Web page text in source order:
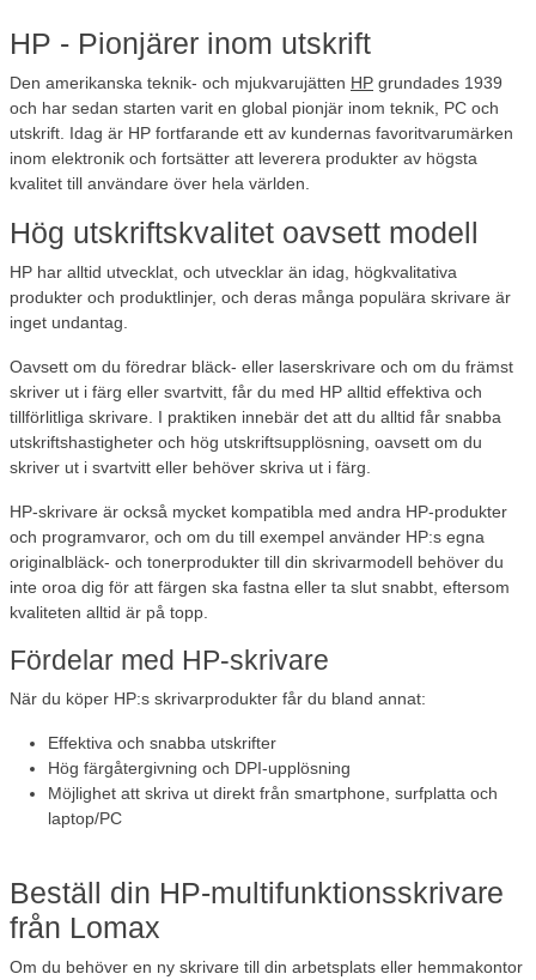
HP - Pionjärer inom utskrift
Den amerikanska teknik- och mjukvarujätten HP grundades 1939
och har sedan starten varit en global pionjär inom teknik, PC och
utskrift. Idag är HP fortfarande ett av kundernas favoritvarumärken
inom elektronik och fortsätter att leverera produkter av högsta
kvalitet till användare över hela världen.
Hög utskriftskvalitet oavsett modell
HP har alltid utvecklat, och utvecklar än idag, högkvalitativa
produkter och produktlinjer, och deras många populära skrivare är
inget undantag.
Oavsett om du föredrar bläck- eller laserskrivare och om du främst
skriver ut i färg eller svartvitt, får du med HP alltid effektiva och
tillförlitliga skrivare. I praktiken innebär det att du alltid får snabba
utskriftshastigheter och hög utskriftsupplösning, oavsett om du
skriver ut i svartvitt eller behöver skriva ut i färg.
HP-skrivare är också mycket kompatibla med andra HP-produkter
och programvaror, och om du till exempel använder HP:s egna
originalbläck- och tonerprodukter till din skrivarmodell behöver du
inte oroa dig för att färgen ska fastna eller ta slut snabbt, eftersom
kvaliteten alltid är på topp.
Fördelar med HP-skrivare
När du köper HP:s skrivarprodukter får du bland annat:
Effektiva och snabba utskrifter
Hög färgåtergivning och DPI-upplösning
Möjlighet att skriva ut direkt från smartphone, surfplatta och
laptop/PC
Beställ din HP-multifunktionsskrivare
från Lomax
Om du behöver en ny skrivare till din arbetsplats eller hemmakontor